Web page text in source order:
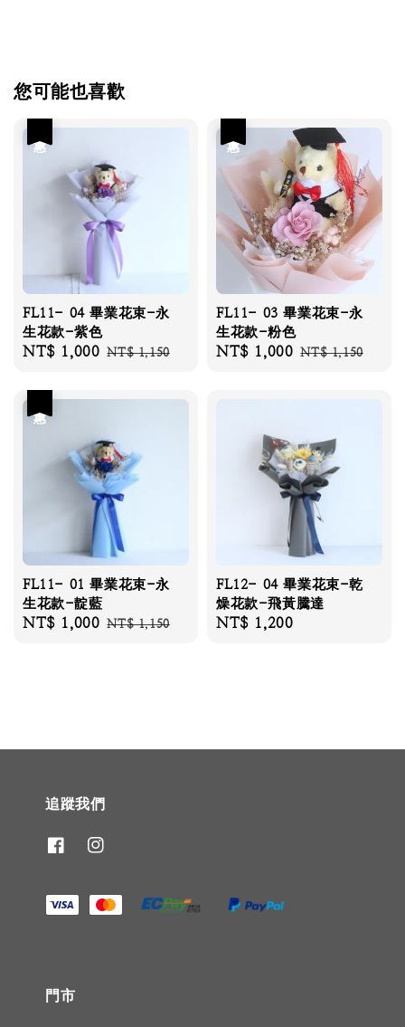
您可能也喜歡
FL11- 04 畢業花束-永
生花款-紫色
Sale
NT$ 1,000 Regular
NT$ 1,150
FL11- 03 畢業花束-永
生花款-粉色
Sale
NT$ 1,000 Regular
NT$ 1,150
FL11- 01 畢業花束-永
生花款-靛藍
Sale
NT$ 1,000 Regular
NT$ 1,150
FL12- 04 畢業花束-乾
燥花款-飛黃騰達
Regular
NT$ 1,200
追蹤我們
門市